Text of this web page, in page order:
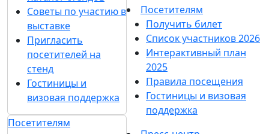
Советы по участию в
выставке
Пригласить
посетителей на
стенд
Гостиницы и
визовая поддержка
Посетителям
Посетителям
Получить билет
Список участников 2026
Интерактивный план
2025
Правила посещения
Гостиницы и визовая
поддержка